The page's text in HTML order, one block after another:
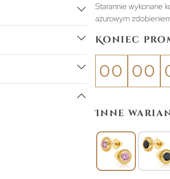
Starannie wykonane
ażurowym
Koniec
00 00
Inne